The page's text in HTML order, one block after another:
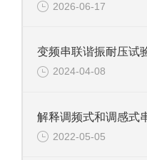
2026-06-17
2024-04-08
2022-05-05